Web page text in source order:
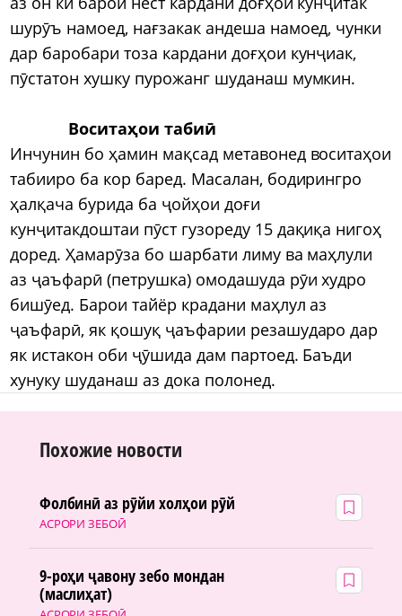
шурӯъ намоед, нағзакак андеша намоед, чунки
дар баробари тоза кардани доғҳои кунҷиак,
пӯстатон хушку пурожанг шуданаш мумкин.
Воситаҳои табиӣ
Инчунин бо ҳамин мақсад метавонед воситаҳои
табииро ба кор баред. Масалан, бодирингро
ҳалқача бурида ба ҷойҳои доғи
кунҷитакдоштаи пӯст гузореду 15 дақиқа нигоҳ
доред. Ҳамарӯза бо шарбати лиму ва маҳлули
аз ҷаъфарӣ (петрушка) омодашуда рӯи худро
бишӯед. Барои тайёр крадани маҳлул аз
ҷаъфарӣ, як қошуқ ҷаъфарии резашударо дар
як истакон оби ҷӯшида дам партоед. Баъди
хунуку шуданаш аз дока полонед.
Похожие новости
АСРОРИ ЗЕБОӢ
Фолбинӣ аз рӯйи холҳои рӯй
9-роҳи ҷавону зебо мондан
(маслиҳат)